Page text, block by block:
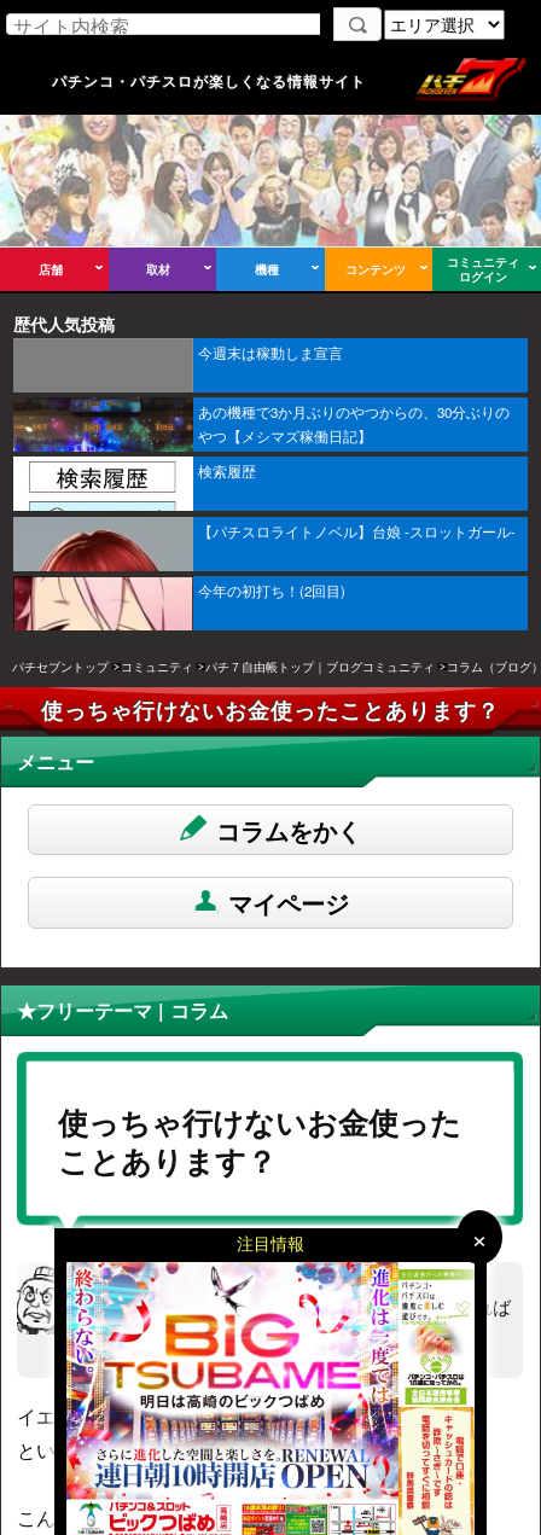
×
×
注目情報
パチンコ・パチスロが楽しくなる情報サイト
店舗 取材 機種 コンテンツ
コミュニティ
ログイン
歴代人気投稿
今週末は稼動しま宣言
あの機種で3か月ぶりのやつからの、30分ぶりの
やつ【メシマズ稼働日記】
検索履歴
【パチスロライトノベル】台娘 -スロットガール-
今年の初打ち！(2回目)
パチセブントップ コミュニティ パチ７自由帳トップ｜ブログコミュニティ コラム（ブログ
使っちゃ行けないお金使ったことあります？
メニュー
コラムをかく
マイページ
★フリーテーマ | コラム
使っちゃ行けないお金使った
ことあります？
たわしさん
勝ちなんてものは存在しない！ 自己満足できれば
十分、、
投稿日：2015/09/22 23:21
イエス！私はあります。
というか現在進行形であります！！
こんばんみ！寝る前気分は真っ暗